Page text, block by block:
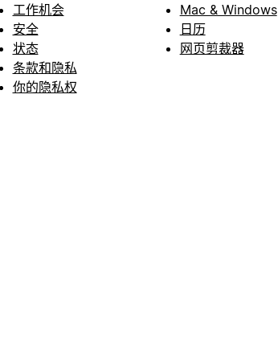
工作机会
安全
状态
条款和隐私
你的隐私权
Mac & Windows
日历
网页剪裁器